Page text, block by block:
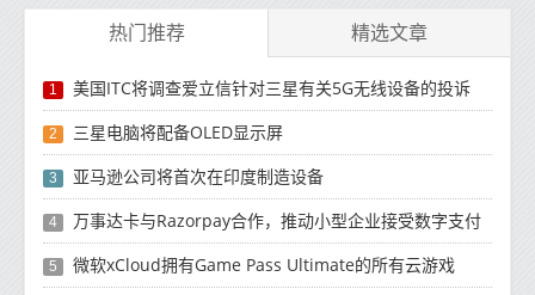
热门推荐 精选文章
1 美国ITC将调查爱立信针对三星有关5G无线设备的投诉
2 三星电脑将配备OLED显示屏
3 亚马逊公司将首次在印度制造设备
4 万事达卡与Razorpay合作，推动小型企业接受数字支付
5 微软xCloud拥有Game Pass Ultimate的所有云游戏